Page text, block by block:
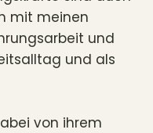
mit meinen
und
und als
von ihrem